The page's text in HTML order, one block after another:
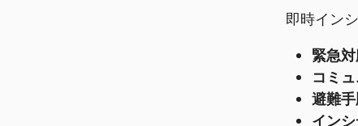
即時イン
緊急
コミ
避難
イン